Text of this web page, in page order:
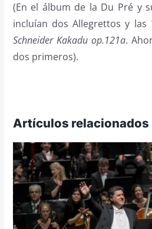
(En el álbum de la Du Pré y
incluían dos Allegrettos y las
Schneider Kakadu op.121a.
dos primeros).
Artículos relacionados